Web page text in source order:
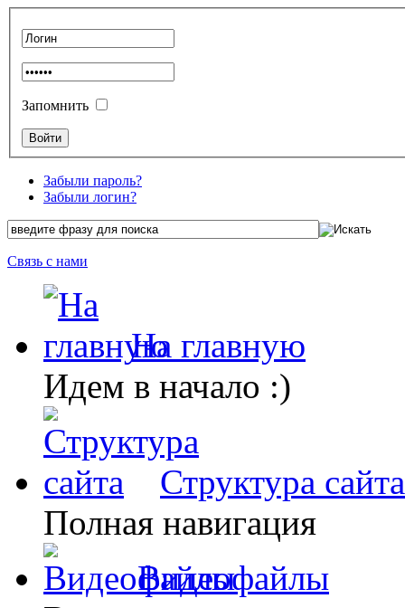
Запомнить
Забыли пароль?
Забыли логин?
Связь с нами
На главную
Идем в начало :)
Структура сайта
Полная навигация
Видеофайлы